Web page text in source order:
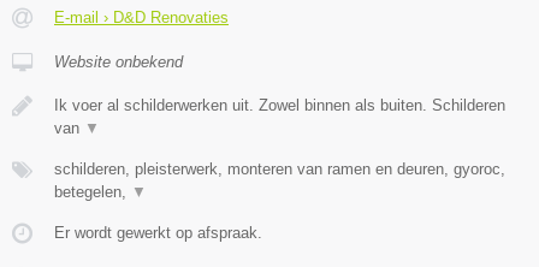
E-mail › D&D Renovaties
Website onbekend
Ik voer al schilderwerken uit. Zowel binnen als buiten. Schilderen
van ▼
schilderen, pleisterwerk, monteren van ramen en deuren, gyoroc,
betegelen, ▼
Er wordt gewerkt op afspraak.